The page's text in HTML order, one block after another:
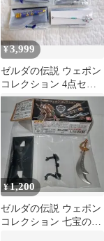
¥3,999
ゼルダの伝説 ウェポン
コレクション 4点セッ
ト
¥1,200
ゼルダの伝説 ウェポン
コレクション 七宝のナ